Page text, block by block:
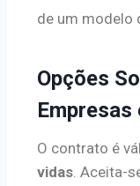
de um modelo
Opções
O contrato é
vidas. Aceita-